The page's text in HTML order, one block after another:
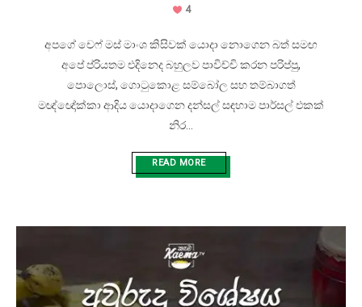
4
අපගේ චෙෆ් මස් මාංශ කිසිවක් යොදා නොගෙන බත් සමඟ
අපේ ප්රියතම එදිනෙද බහුලව පාවිච්චි කරන පරිප්පු,
පොලොස්, ගොටුකොළ සම්බෝල සහ තම්බාගත්
මඥ්ඥෝක්කා ආදිය යොදාගෙන දන්සල් සඳහාම පාර්සල් එකක්
නිර...
READ MORE